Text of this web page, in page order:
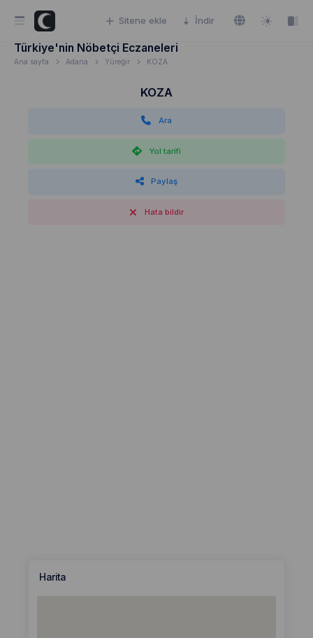
Sitene ekle İndir
Türkiye'nin Nöbetçi Eczaneleri
Ana sayfa Adana Yüreğir KOZA
KOZA
Ara
Yol tarifi
Paylaş
Hata bildir
Harita